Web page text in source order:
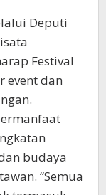
Deputi
Festival
event dan
budaya
“Semua